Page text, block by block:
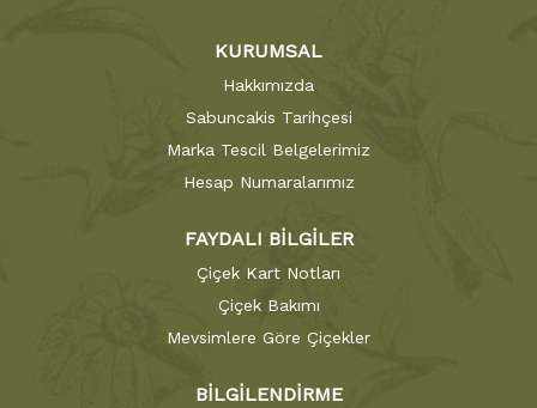
KURUMSAL
Hakkımızda
Sabuncakis Tarihçesi
Marka Tescil Belgelerimiz
Hesap Numaralarımız
FAYDALI BİLGİLER
Çiçek Kart Notları
Çiçek Bakımı
Mevsimlere Göre Çiçekler
BİLGİLENDİRME